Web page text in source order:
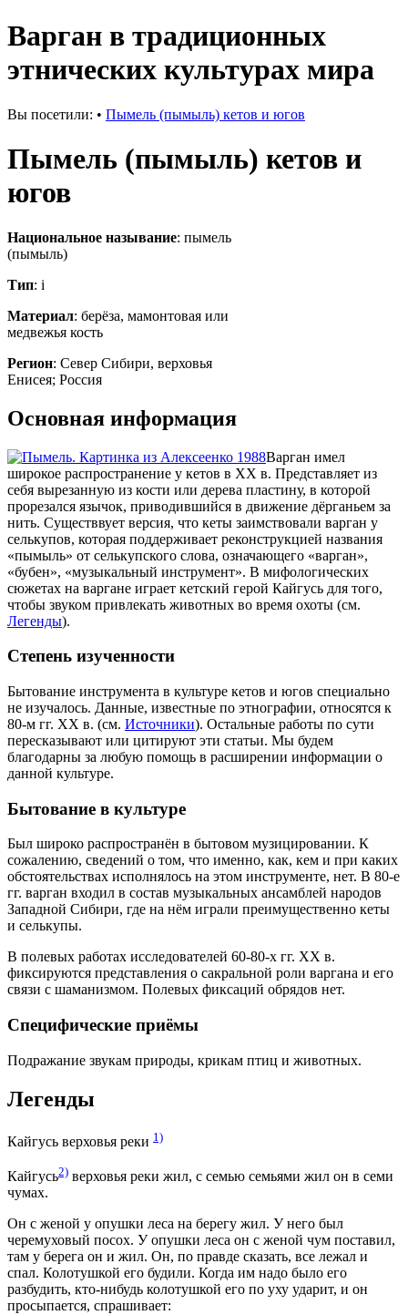
Варган в традиционных
этнических культурах мира
Вы посетили: • Пымель (пымыль) кетов и югов
Пымель (пымыль) кетов и
югов
Национальное называние: пымель
(пымыль)
Тип: i
Материал: берёза, мамонтовая или
медвежья кость
Регион: Север Сибири, верховья
Енисея; Россия
Основная информация
Варган имел
широкое распространение у кетов в XX в. Представляет из
себя вырезанную из кости или дерева пластину, в которой
прорезался язычок, приводившийся в движение дёрганьем за
нить. Существвует версия, что кеты заимствовали варган у
селькупов, которая поддерживает реконструкцией названия
«пымыль» от селькупского слова, означающего «варган»,
«бубен», «музыкальный инструмент». В мифологических
сюжетах на варгане играет кетский герой Кайгусь для того,
чтобы звуком привлекать животных во время охоты (см.
Легенды).
Степень изученности
Бытование инструмента в культуре кетов и югов специально
не изучалось. Данные, известные по этнографии, относятся к
80-м гг. XX в. (см. Источники). Остальные работы по сути
пересказывают или цитируют эти статьи. Мы будем
благодарны за любую помощь в расширении информации о
данной культуре.
Бытование в культуре
Был широко распространён в бытовом музицировании. К
сожалению, сведений о том, что именно, как, кем и при каких
обстоятельствах исполнялось на этом инструменте, нет. В 80-е
гг. варган входил в состав музыкальных ансамблей народов
Западной Сибири, где на нём играли преимущественно кеты
и селькупы.
В полевых работах исследователей 60-80-х гг. XX в.
фиксируются представления о сакральной роли варгана и его
связи с шаманизмом. Полевых фиксаций обрядов нет.
Специфические приёмы
Подражание звукам природы, крикам птиц и животных.
Легенды
Кайгусь верховья реки 1)
Кайгусь2) верховья реки жил, с семью семьями жил он в семи
чумах.
Он с женой у опушки леса на берегу жил. У него был
черемуховый посох. У опушки леса он с женой чум поставил,
там у берега он и жил. Он, по правде сказать, все лежал и
спал. Колотушкой его будили. Когда им надо было его
разбудить, кто-нибудь колотушкой его по уху ударит, и он
просыпается, спрашивает: